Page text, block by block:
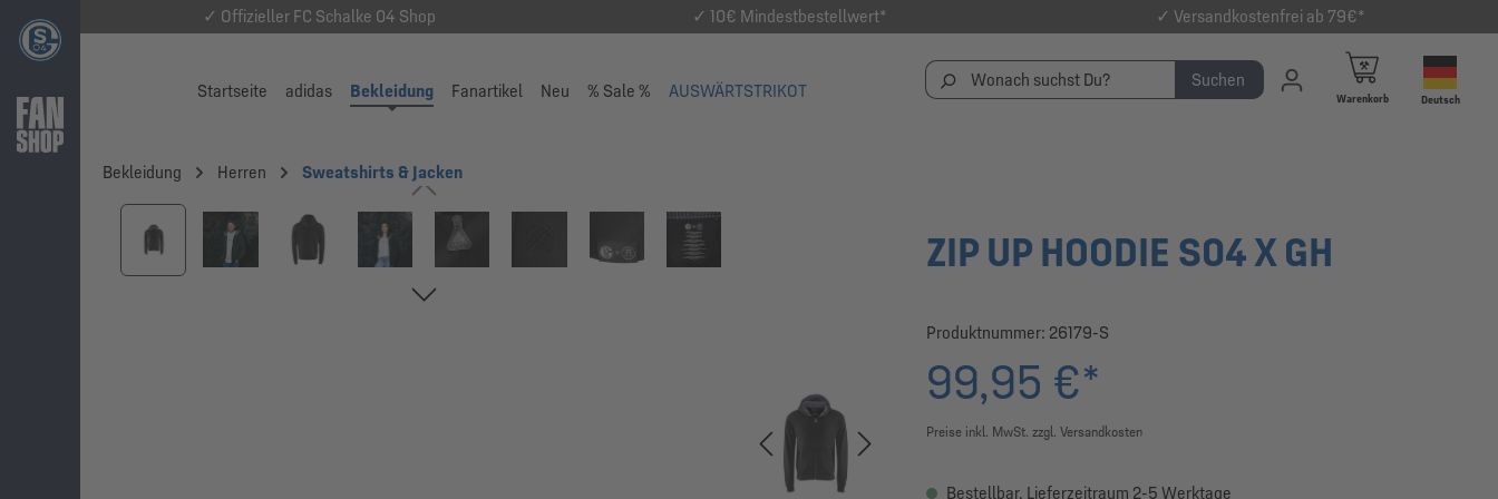
✓ Offizieller FC Schalke 04 Shop ✓ 10€ Mindestbestellwert* ✓ Versandkostenfrei ab 79€*
Startseite adidas Bekleidung Fanartikel Neu % Sale % AUSWÄRTSTRIKOT
Suchen
Warenkorb Deutsch
Bekleidung Herren Sweatshirts & Jacken
Bildergalerie überspringen
ZIP UP HOODIE S04 X GH
Produktnummer: 26179-S
99,95 €*
Preise inkl. MwSt. zzgl. Versandkosten
Bestellbar, Lieferzeitraum 2-5 Werktage